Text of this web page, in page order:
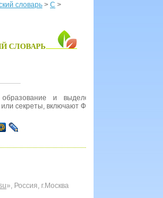
словарь > С >
СЛОВАРЬ
и выделение вещества,
или секреты, включают ФЕРМЕНТЫ,
», Россия, г.Москва